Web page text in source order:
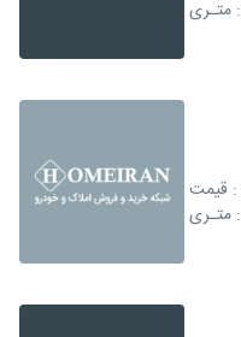
: متـری
: قیمت
: متـری